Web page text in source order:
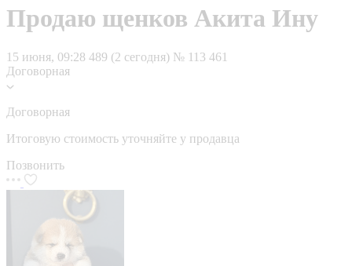
Продаю щенков Акита Ину
15 июня, 09:28 489 (2 сегодня) № 113 461
Договорная
Договорная
Итоговую стоимость уточняйте у продавца
Позвонить